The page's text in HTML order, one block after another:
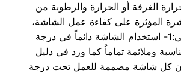
الغرفة أو الحرارة والرطوبة من
المؤثرة على كفاءة عمل الشاشة،
لذا يجب اتباع الآتي:1- استخدام الشاشة دائماً في درجة
وملائمة تماماُ كما ورد في دليل
كل شاشة مصممة للعمل تحت درجة